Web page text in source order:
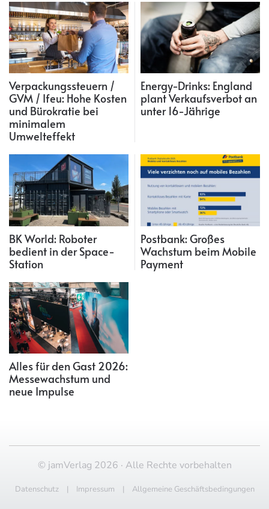
Verpackungssteuern /
GVM / Ifeu: Hohe Kosten
und Bürokratie bei
minimalem
Umwelteffekt
Energy-Drinks: England
plant Verkaufsverbot an
unter 16-Jährige
BK World: Roboter
bedient in der Space-
Station
Postbank: Großes
Wachstum beim Mobile
Payment
Alles für den Gast 2026:
Messewachstum und
neue Impulse
© jamVerlag 2026 · Alle Rechte vorbehalten
Datenschutz| Impressum | Allgemeine Geschäftsbedingungen